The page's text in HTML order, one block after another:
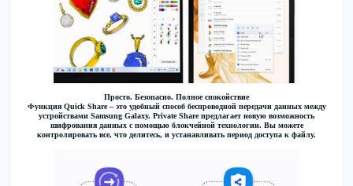
Просто. Безопасно. Полное спокойствие
Функция Quick Share – это удобный способ беспроводной передачи данных между
устройствами Samsung Galaxy. Private Share предлагает новую возможность
шифрования данных с помощью блокчейной технологии. Вы можете
контролировать все, что делитесь, и устанавливать период доступа к файлу.